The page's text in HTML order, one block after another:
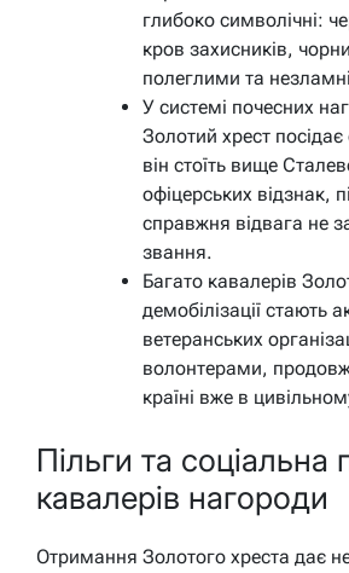
глибоко символічні:
кров захисників,
полеглими та
У системі почесних
Золотий хрест
він стоїть вище
офіцерських відзнак,
справжня відвага не
звання.
Багато кавалерів
демобілізації стають
ветеранських
волонтерами,
країні вже в
Пільги та соціальна
кавалерів нагороди
Отримання Золотого хреста дає